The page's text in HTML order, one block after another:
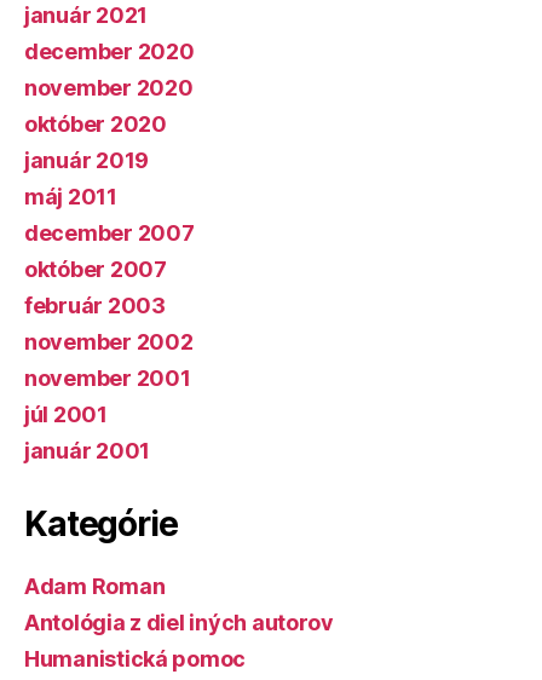
január 2021
december 2020
november 2020
október 2020
január 2019
máj 2011
december 2007
október 2007
február 2003
november 2002
november 2001
júl 2001
január 2001
Kategórie
Adam Roman
Antológia z diel iných autorov
Humanistická pomoc